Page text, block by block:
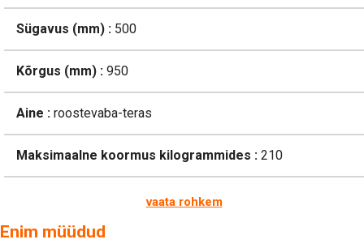
Sügavus (mm) : 500
Kõrgus (mm) : 950
Aine : roostevaba-teras
Maksimaalne koormus kilogrammides : 210
vaata rohkem
Enim müüdud